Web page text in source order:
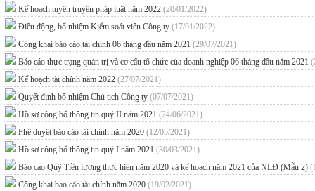
Kế hoạch tuyên truyền pháp luật năm 2022 (20/01/2022)
Điều động, bổ nhiệm Kiểm soát viên Công ty (17/01/2022)
Công khai báo cáo tài chính 06 tháng đầu năm 2021 (29/07/2021)
Báo cáo thực trạng quản trị và cơ cấu tổ chức của doanh nghiệp 06 tháng đầu năm 2021
Kế hoạch tài chính năm 2022 (27/07/2021)
Quyết định bổ nhiệm Chủ tịch Công ty (07/07/2021)
Hồ sơ công bố thông tin quý II năm 2021 (24/06/2021)
Phê duyệt báo cáo tài chính năm 2020 (12/05/2021)
Hồ sơ công bố thông tin quý I năm 2021 (30/03/2021)
Báo cáo Quỹ Tiền lương thực hiện năm 2020 và kế hoạch năm 2021 của NLĐ (Mẫu 2)
Công khai bao cáo tài chính năm 2020 (19/02/2021)